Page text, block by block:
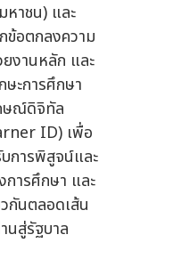
หาชน) และ
ข้อตกลงความ
งานหลัก และ
ะการศึกษา
ษณ์ดิจิทัล
ID) เพื่อ
การพิสูจน์และ
ารศึกษา และ
กันตลอดเส้น
นสู่รัฐบาล